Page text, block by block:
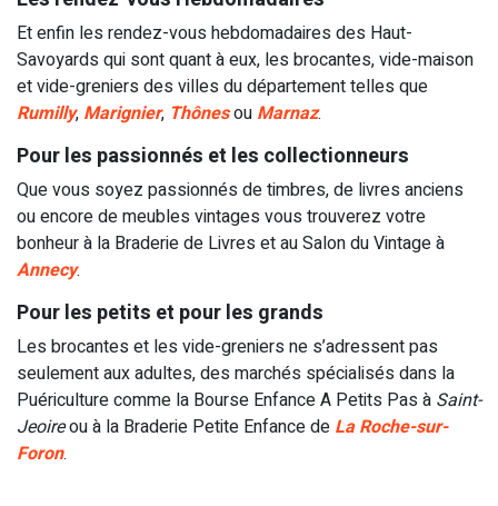
Et enfin les rendez-vous hebdomadaires des Haut-
Savoyards qui sont quant à eux, les brocantes,vide-maison
etvide-greniers des villes du département telles que
Rumilly, Marignier, Thônesou Marnaz.
Pour les passionnés et les collectionneurs
Que vous soyez passionnés de timbres, de livres anciens
ou encore de meubles vintages vous trouverez votre
bonheur à la Braderie de Livres et auSalon du Vintageà
Annecy.
Pour les petits et pour les grands
Les brocantes et les vide-greniers ne s’adressent pas
seulement aux adultes, des marchés spécialisés dans la
Puériculture comme la Bourse Enfance A Petits Pas à Saint-
Jeoireou à la Braderie Petite Enfancede La Roche-sur-
Foron.